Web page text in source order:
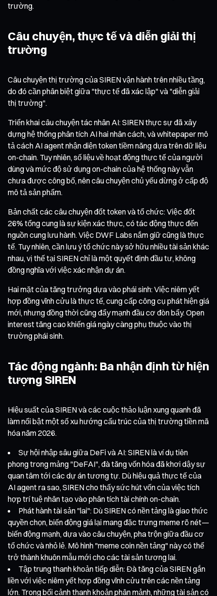
trường.
Câu chuyện, thực tế và diễn giải thị
trường
Câu chuyện thị trường của SIREN vận hành trên nhiều tầng,
do đó cần phân biệt giữa "thực tế đã xác lập" và "diễn giải
thị trường".
Triển khai câu chuyện tác nhân AI: SIREN thực sự đã xây
dựng hệ thống phân tích AI hai nhân cách, và whitepaper mô
tả cách AI agent nhận diện token tiềm năng dựa trên dữ liệu
on-chain. Tuy nhiên, số liệu về hoạt động thực tế của người
dùng và mức độ sử dụng on-chain của hệ thống này vẫn
chưa được công bố, nên câu chuyện chủ yếu dừng ở cấp độ
mô tả sản phẩm.
Bản chất các câu chuyện đốt token và tổ chức: Việc đốt
26% tổng cung là sự kiện xác thực, có tác động thực đến
nguồn cung lưu hành. Việc DWF Labs nắm giữ cũng là thực
tế. Tuy nhiên, cần lưu ý tổ chức này sở hữu nhiều tài sản khác
nhau, vị thế tại SIREN chỉ là một quyết định đầu tư, không
đồng nghĩa với việc xác nhận dự án.
Hai mặt của tăng trưởng dựa vào phái sinh: Việc niêm yết
hợp đồng vĩnh cửu là thực tế, cung cấp công cụ phát hiện giá
mới, nhưng đồng thời cũng đẩy mạnh đầu cơ đòn bẩy. Open
interest tăng cao khiến giá ngày càng phụ thuộc vào thị
trường phái sinh.
Tác động ngành: Ba nhận định từ hiện
tượng SIREN
Hiệu suất của SIREN và các cuộc thảo luận xung quanh đã
làm nổi bật một số xu hướng cấu trúc của thị trường tiền mã
hóa năm 2026.
Sự hội nhập sâu giữa DeFi và AI: SIREN là ví dụ tiên
phong trong mảng "DeFAI", đà tăng vốn hóa đã khơi dậy sự
quan tâm tới các dự án tương tự. Dù hiệu quả thực tế của
AI agent ra sao, SIREN cho thấy sức hút vốn của việc tích
hợp trí tuệ nhân tạo vào phân tích tài chính on-chain.
Phát hành tài sản "lai": Dù SIREN có nền tảng là giao thức
quyền chọn, biến động giá lại mang đặc trưng meme rõ nét—
biến động mạnh, dựa vào câu chuyện, pha trộn giữa đầu cơ
tổ chức và nhỏ lẻ. Mô hình "meme coin nền tảng" này có thể
trở thành khuôn mẫu mới cho các tài sản tương lai.
Tập trung thanh khoản tiếp diễn: Đà tăng của SIREN gắn
liền với việc niêm yết hợp đồng vĩnh cửu trên các nền tảng
lớn. Trong bối cảnh thanh khoản phân mảnh, những tài sản có